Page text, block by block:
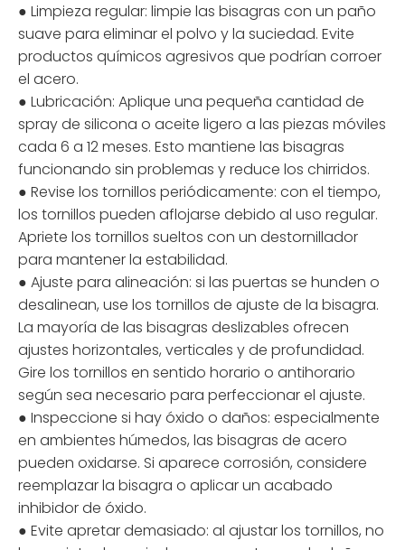
● Limpieza regular: limpie las bisagras con un paño
suave para eliminar el polvo y la suciedad. Evite
productos químicos agresivos que podrían corroer
el acero.
● Lubricación: Aplique una pequeña cantidad de
spray de silicona o aceite ligero a las piezas móviles
cada 6 a 12 meses. Esto mantiene las bisagras
funcionando sin problemas y reduce los chirridos.
● Revise los tornillos periódicamente: con el tiempo,
los tornillos pueden aflojarse debido al uso regular.
Apriete los tornillos sueltos con un destornillador
para mantener la estabilidad.
● Ajuste para alineación: si las puertas se hunden o
desalinean, use los tornillos de ajuste de la bisagra.
La mayoría de las bisagras deslizables ofrecen
ajustes horizontales, verticales y de profundidad.
Gire los tornillos en sentido horario o antihorario
según sea necesario para perfeccionar el ajuste.
● Inspeccione si hay óxido o daños: especialmente
en ambientes húmedos, las bisagras de acero
pueden oxidarse. Si aparece corrosión, considere
reemplazar la bisagra o aplicar un acabado
inhibidor de óxido.
● Evite apretar demasiado: al ajustar los tornillos, no